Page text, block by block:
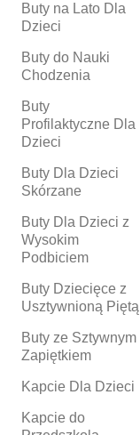
Buty na Lato Dla
Dzieci
Buty do Nauki
Chodzenia
Buty
Profilaktyczne Dla
Dzieci
Buty Dla Dzieci
Skórzane
Buty Dla Dzieci z
Wysokim
Podbiciem
Buty Dziecięce z
Usztywnioną Piętą
Buty ze Sztywnym
Zapiętkiem
Kapcie Dla Dzieci
Kapcie do